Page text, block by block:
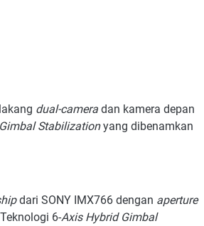
dual-camera dan kamera depan
Stabilizationyang dibenamkan
dari SONY IMX766 dengan aperture
6-Axis Hybrid Gimbal